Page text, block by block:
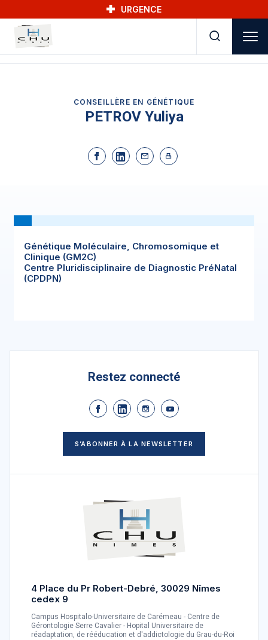
URGENCE
CONSEILLÈRE EN GÉNÉTIQUE
PETROV Yuliya
Génétique Moléculaire, Chromosomique et
Clinique (GM2C)
Centre Pluridisciplinaire de Diagnostic PréNatal
(CPDPN)
Restez connecté
S’ABONNER À LA NEWSLETTER
4 Place du Pr Robert-Debré, 30029 Nîmes
cedex 9
Campus Hospitalo-Universitaire de Carémeau - Centre de
Gérontologie Serre Cavalier - Hopital Universitaire de
réadaptation, de rééducation et d'addictologie du Grau-du-Roi